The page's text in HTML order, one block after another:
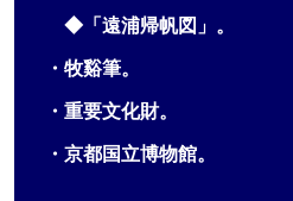
◆「遠浦帰帆図」。
・牧谿筆。
・重要文化財。
・京都国立博物館。